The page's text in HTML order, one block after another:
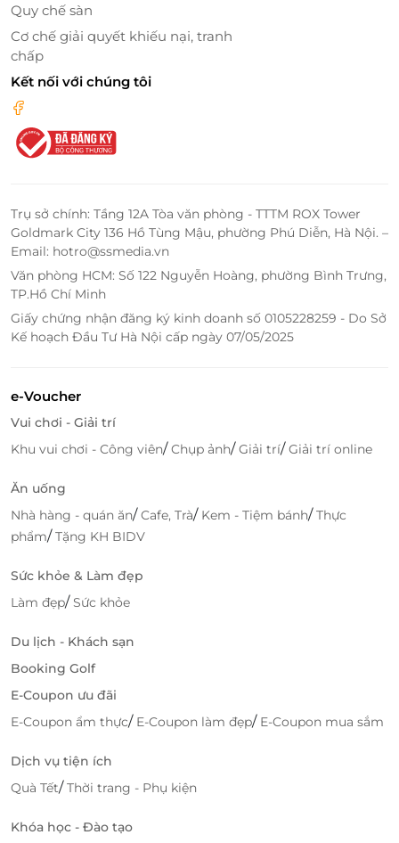
Quy chế sàn
Cơ chế giải quyết khiếu nại, tranh
chấp
Kết nối với chúng tôi
Trụ sở chính: Tầng 12A Tòa văn phòng - TTTM ROX Tower
Goldmark City 136 Hồ Tùng Mậu, phường Phú Diễn, Hà Nội. –
Email: hotro@ssmedia.vn
Văn phòng HCM: Số 122 Nguyễn Hoàng, phường Bình Trưng,
TP.Hồ Chí Minh
Giấy chứng nhận đăng ký kinh doanh số 0105228259 - Do Sở
Kế hoạch Đầu Tư Hà Nội cấp ngày 07/05/2025
e-Voucher
Vui chơi - Giải trí
Khu vui chơi - Công viên/Chụp ảnh/Giải trí/Giải trí online
Ăn uống
Nhà hàng - quán ăn/Cafe, Trà/ Kem - Tiệm bánh/Thực
phẩm/Tặng KH BIDV
Sức khỏe & Làm đẹp
Làm đẹp/Sức khỏe
Du lịch - Khách sạn
Booking Golf
E-Coupon ưu đãi
E-Coupon ẩm thực/ E-Coupon làm đẹp/ E-Coupon mua sắm
Dịch vụ tiện ích
Quà Tết/Thời trang - Phụ kiện
Khóa học - Đào tạo